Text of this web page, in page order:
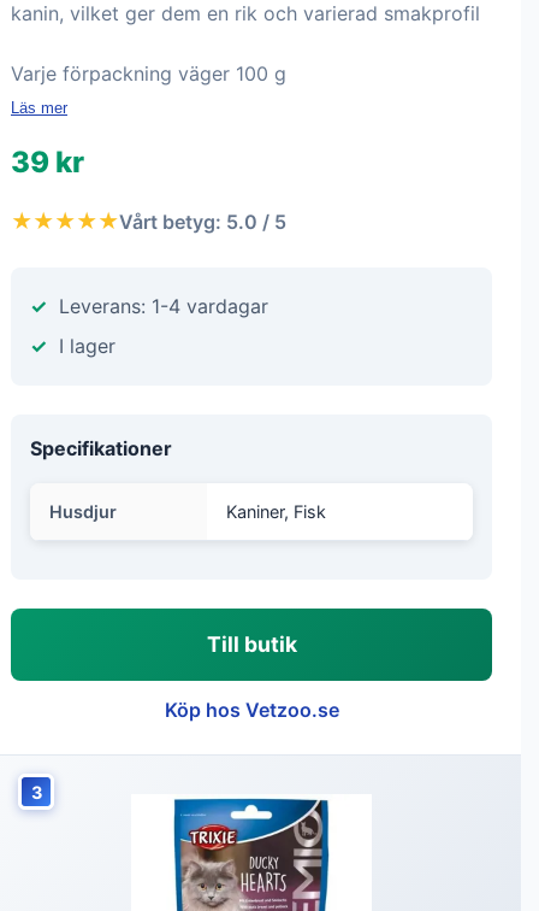
kanin, vilket ger dem en rik och varierad smakprofil
Varje förpackning väger 100 g
Läs mer
39 kr
★★★★★Vårt betyg: 5.0 / 5
Leverans: 1-4 vardagar
I lager
Specifikationer
Husdjur Kaniner, Fisk
Till butik
Köp hos Vetzoo.se
3